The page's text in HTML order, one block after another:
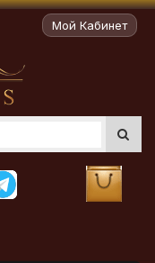
Мой Кабинет